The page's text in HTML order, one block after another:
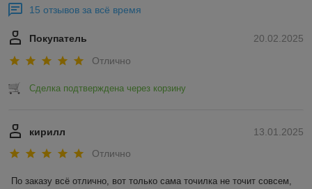
15 отзывов за всё время
20.02.2025
Покупатель
Отлично
Сделка подтверждена через корзину
13.01.2025
кирилл
Отлично
По заказу всё отлично, вот только сама точилка не точит совсем,